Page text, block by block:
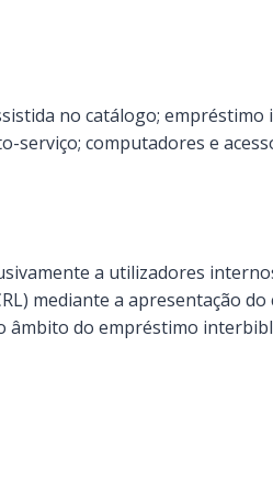
no catálogo; empréstimo
computadores e
a utilizadores
mediante a apresentação
do empréstimo